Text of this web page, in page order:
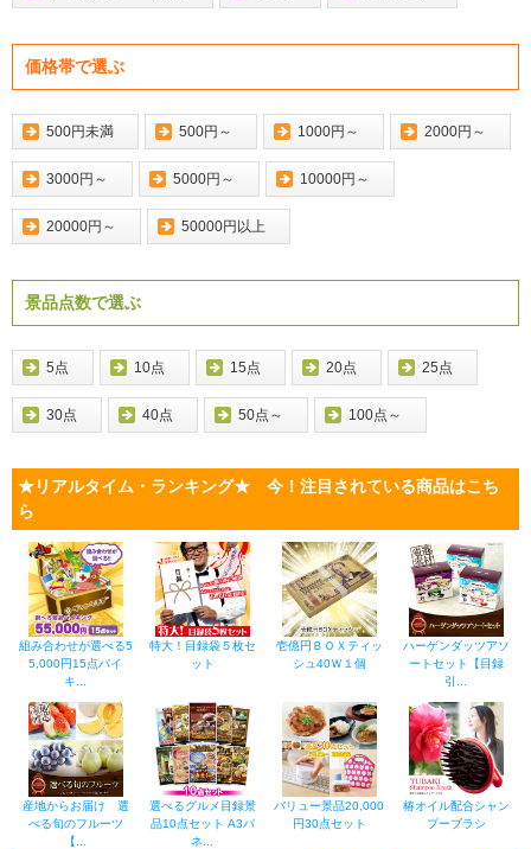
価格帯で選ぶ
500円未満 500円～ 1000円～ 2000円～
3000円～ 5000円～ 10000円～
20000円～ 50000円以上
景品点数で選ぶ
5点 10点 15点 20点 25点
30点 40点 50点～ 100点～
★リアルタイム・ランキング★ 今！注目されている商品はこち
ら
組み合わせが選べる5
5,000円15点バイ
キ...
特大！目録袋５枚セ
ット
壱億円ＢＯＸティッ
シュ40Ｗ１個
ハーゲンダッツアソ
ートセット【目録
引...
産地からお届け 選
べる旬のフルーツ
【...
選べるグルメ目録景
品10点セット A3パ
ネ...
バリュー景品20,000
円30点セット
椿オイル配合シャン
プーブラシ